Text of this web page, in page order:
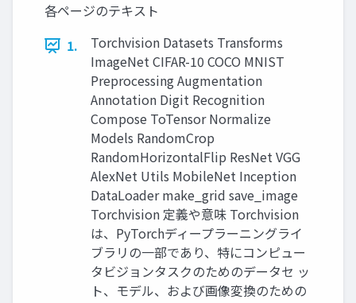
各ページのテキスト
1.
Torchvision Datasets Transforms
ImageNet CIFAR-10 COCO MNIST
Preprocessing Augmentation
Annotation Digit Recognition
Compose ToTensor Normalize
Models RandomCrop
RandomHorizontalFlip ResNet VGG
AlexNet Utils MobileNet Inception
DataLoader make_grid save_image
Torchvision 定義や意味 Torchvision
は、PyTorchディープラーニングライ
ブラリの一部であり、特にコンピュー
タビジョンタスクのためのデータセ ッ
ト、モデル、および画像変換のための